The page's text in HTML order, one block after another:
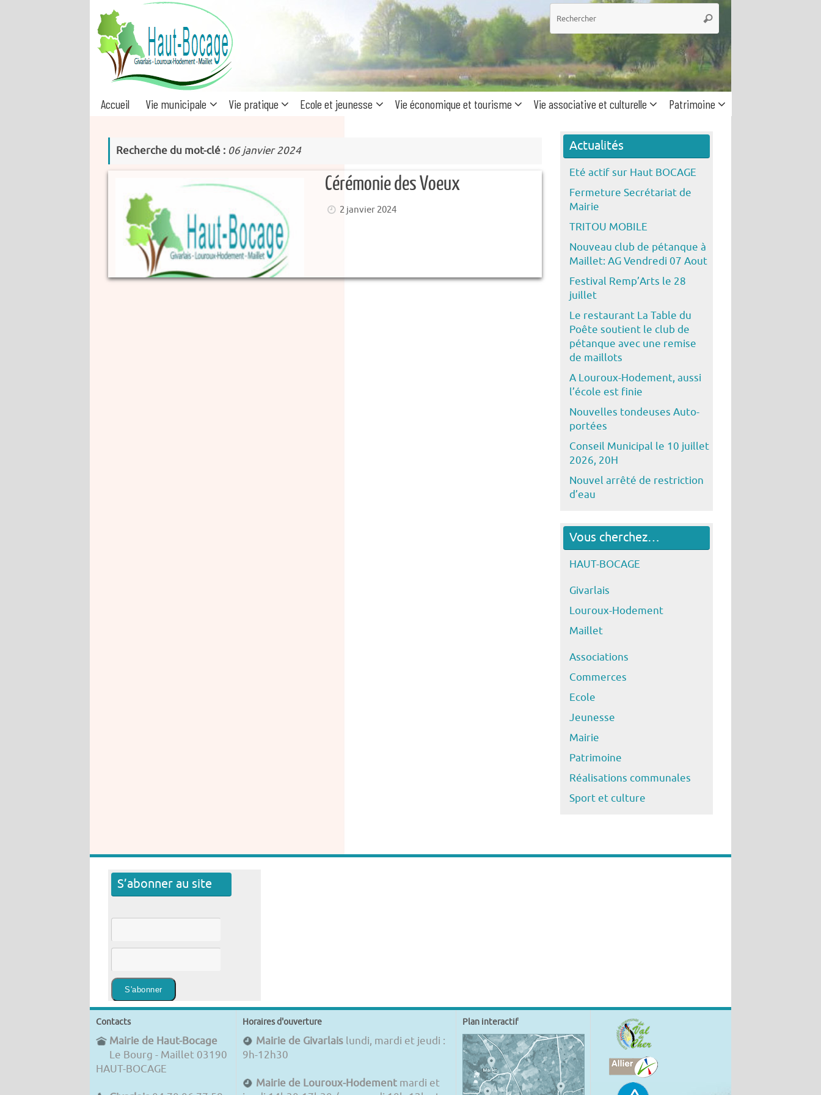
Recherche
pour
Rechercher
Accueil Vie municipale Vie pratique Ecole et jeunesse Vie économique et tourisme Vie associative et culturelle Patrimoine
Recherche du mot-clé : 06 janvier 2024
Cérémonie des Voeux
2 janvier 2024
Actualités
Eté actif sur Haut BOCAGE
Fermeture Secrétariat de
Mairie
TRITOU MOBILE
Nouveau club de pétanque à
Maillet: AG Vendredi 07 Aout
Festival Remp’Arts le 28
juillet
Le restaurant La Table du
Poête soutient le club de
pétanque avec une remise
de maillots
A Louroux-Hodement, aussi
l’école est finie
Nouvelles tondeuses Auto-
portées
Conseil Municipal le 10 juillet
2026, 20H
Nouvel arrêté de restriction
d’eau
Vous cherchez…
HAUT-BOCAGE
Givarlais
Louroux-Hodement
Maillet
Associations
Commerces
Ecole
Jeunesse
Mairie
Patrimoine
Réalisations communales
Sport et culture
S’abonner au site
Contacts
Mairie de Haut-Bocage
Le Bourg - Maillet 03190
HAUT-BOCAGE
Horaires d'ouverture
Mairie de Givarlais lundi, mardi et jeudi :
9h-12h30
Mairie de Louroux-Hodement mardi et
Plan interactif